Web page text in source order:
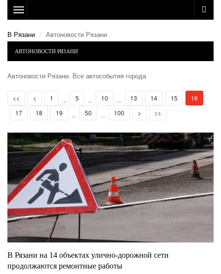
Toggle
navigation
В Рязани
Автоновости Рязани
АВТОНОВОСТИ РЯЗАНИ
Автоновости Рязани. Все автособытия города
<< < 1 ... 5 ... 10 ... 13 14 15 16
17
18 19 ... 50 ... 100 > >>
В Рязани на 14 объектах улично-дорожной сети
продолжаются ремонтные работы